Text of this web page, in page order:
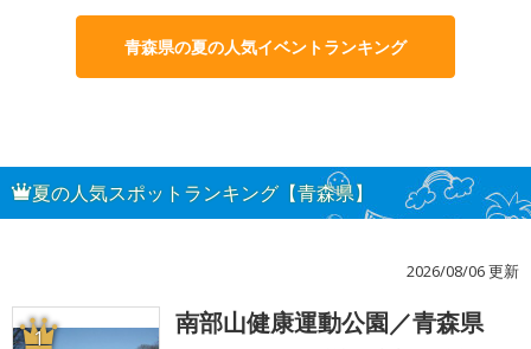
青森県の夏の人気イベントランキング
夏の人気スポットランキング【青森県】
2026/08/06 更新
1 南部山健康運動公園／青森県